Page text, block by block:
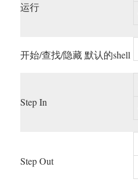
运行
开始/查找/隐藏 默认的shell
Step In
Step Out